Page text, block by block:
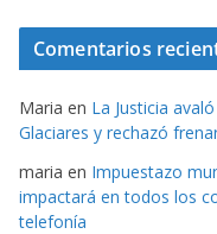
Comentarios
Maria en La Justicia
Glaciares y rechazó
maria en Impuestazo
impactará en todos los
telefonía